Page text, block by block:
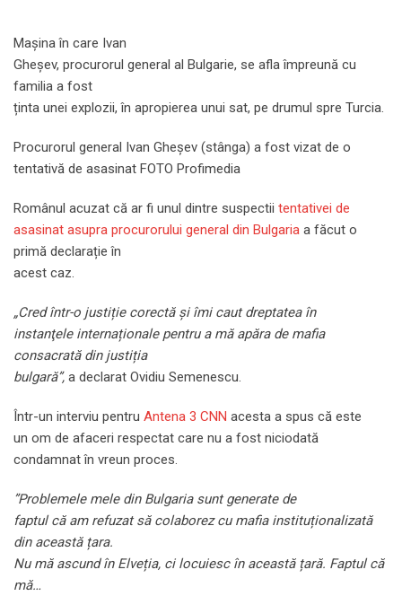
Mașina în care Ivan
Gheșev, procurorul general al Bulgarie, se afla împreună cu
familia a fost
ținta unei explozii, în apropierea unui sat, pe drumul spre Turcia.
Procurorul general Ivan Gheșev (stânga) a fost vizat de o
tentativă de asasinat FOTO Profimedia
Românul acuzat că ar fi unul dintre suspectii tentativei de
asasinat asupra procurorului general din Bulgaria a făcut o
primă declarație în
acest caz.
„Cred într-o justiție corectă și îmi caut dreptatea în
instanţele internaționale pentru a mă apăra de mafia
consacrată din justiția
bulgară”, a declarat Ovidiu Semenescu.
Într-un interviu pentru Antena 3 CNN acesta a spus că este
un om de afaceri respectat care nu a fost niciodată
condamnat în vreun proces.
”Problemele mele din Bulgaria sunt generate de
faptul că am refuzat să colaborez cu mafia instituționalizată
din această țara.
Nu mă ascund în Elveția, ci locuiesc în această țară. Faptul că
mă…